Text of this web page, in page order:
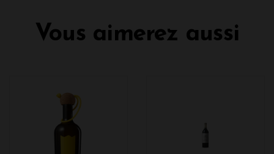
Vous aimerez aussi